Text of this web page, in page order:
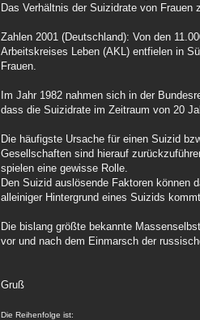
Das Verhältnis der Suizidrate von Frauen
Zahlen 2001 (Deutschland): Von den
Arbeitskreises Leben (AKL) entfielen in
Frauen.
Im Jahr 1982 nahmen sich in der
dass die Suizidrate im Zeitraum von 20
Die häufigste Ursache für einen Suizid
Gesellschaften sind hierauf
spielen eine gewisse Rolle.
Den Suizid auslösende Faktoren können
alleiniger Hintergrund eines Suizids
Die bislang größte bekannte
vor und nach dem Einmarsch der
Gruß
Die Reihenfolge ist: